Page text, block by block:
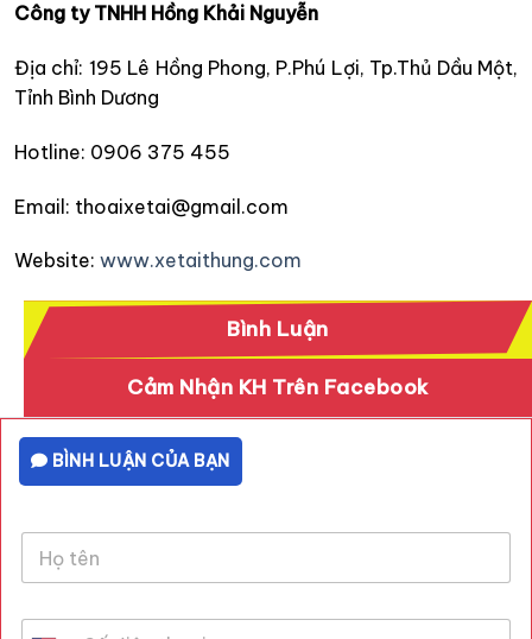
Công ty TNHH Hồng Khải Nguyễn
Địa chỉ: 195 Lê Hồng Phong, P.Phú Lợi, Tp.Thủ Dầu Một,
Tỉnh Bình Dương
Hotline: 0906 375 455
Email: thoaixetai@gmail.com
Website: www.xetaithung.com
Bình Luận
Cảm Nhận KH Trên Facebook
BÌNH LUẬN CỦA BẠN